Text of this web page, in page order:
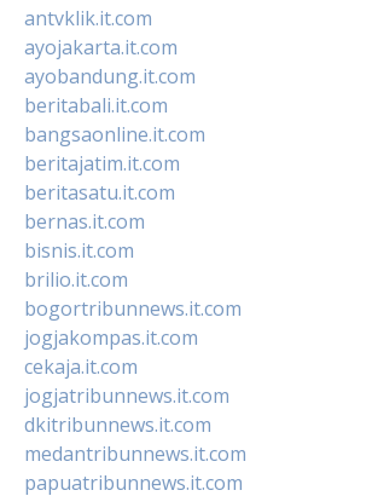
antvklik.it.com
ayojakarta.it.com
ayobandung.it.com
beritabali.it.com
bangsaonline.it.com
beritajatim.it.com
beritasatu.it.com
bernas.it.com
bisnis.it.com
brilio.it.com
bogortribunnews.it.com
jogjakompas.it.com
cekaja.it.com
jogjatribunnews.it.com
dkitribunnews.it.com
medantribunnews.it.com
papuatribunnews.it.com